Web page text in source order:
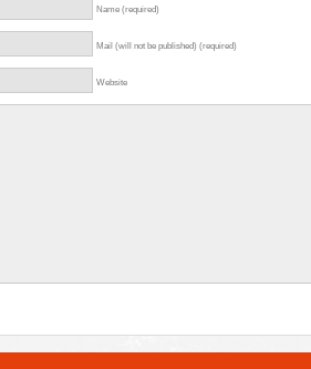
Name (required)
Mail (will not be published) (required)
Website